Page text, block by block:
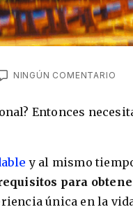
NINGÚN COMENTARIO
Entonces
y al mismo
para
única en la